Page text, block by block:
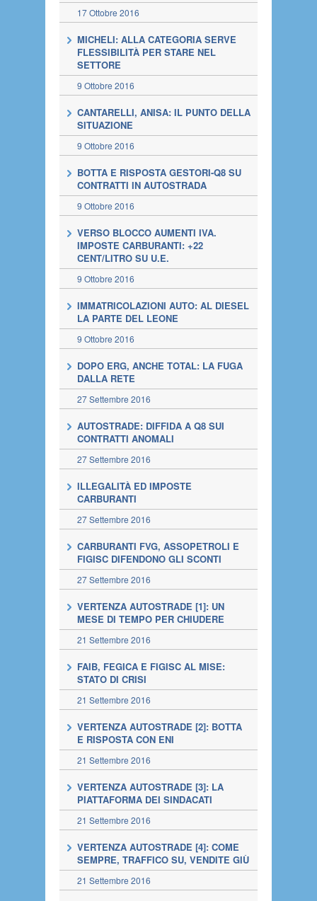
17 Ottobre 2016
MICHELI: ALLA CATEGORIA SERVE
FLESSIBILITÀ PER STARE NEL
SETTORE
9 Ottobre 2016
CANTARELLI, ANISA: IL PUNTO DELLA
SITUAZIONE
9 Ottobre 2016
BOTTA E RISPOSTA GESTORI-Q8 SU
CONTRATTI IN AUTOSTRADA
9 Ottobre 2016
VERSO BLOCCO AUMENTI IVA.
IMPOSTE CARBURANTI: +22
CENT/LITRO SU U.E.
9 Ottobre 2016
IMMATRICOLAZIONI AUTO: AL DIESEL
LA PARTE DEL LEONE
9 Ottobre 2016
DOPO ERG, ANCHE TOTAL: LA FUGA
DALLA RETE
27 Settembre 2016
AUTOSTRADE: DIFFIDA A Q8 SUI
CONTRATTI ANOMALI
27 Settembre 2016
ILLEGALITÀ ED IMPOSTE
CARBURANTI
27 Settembre 2016
CARBURANTI FVG, ASSOPETROLI E
FIGISC DIFENDONO GLI SCONTI
27 Settembre 2016
VERTENZA AUTOSTRADE [1]: UN
MESE DI TEMPO PER CHIUDERE
21 Settembre 2016
FAIB, FEGICA E FIGISC AL MISE:
STATO DI CRISI
21 Settembre 2016
VERTENZA AUTOSTRADE [2]: BOTTA
E RISPOSTA CON ENI
21 Settembre 2016
VERTENZA AUTOSTRADE [3]: LA
PIATTAFORMA DEI SINDACATI
21 Settembre 2016
VERTENZA AUTOSTRADE [4]: COME
SEMPRE, TRAFFICO SU, VENDITE GIÙ
21 Settembre 2016